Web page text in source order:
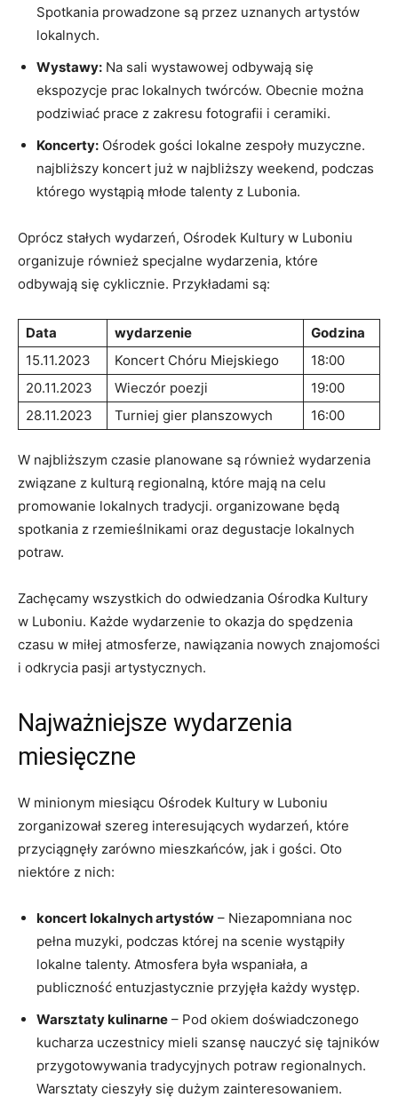
Spotkania prowadzone są przez uznanych artystów
lokalnych.
Wystawy: Na sali wystawowej odbywają się
ekspozycje prac lokalnych twórców. Obecnie można
podziwiać prace z zakresu fotografii i ceramiki.
Koncerty: Ośrodek gości lokalne zespoły muzyczne.
najbliższy koncert już w najbliższy weekend, podczas
którego wystąpią młode talenty z Lubonia.
Oprócz stałych wydarzeń, Ośrodek Kultury w Luboniu
organizuje również specjalne wydarzenia, które
odbywają się cyklicznie. Przykładami są:
Data wydarzenie
Godzina
15.11.2023
Koncert Chóru Miejskiego
18:00
20.11.2023
Wieczór poezji
19:00
28.11.2023
Turniej gier planszowych 16:00
W najbliższym czasie planowane są również wydarzenia
związane z kulturą regionalną, które mają na celu
promowanie lokalnych tradycji. organizowane będą
spotkania z rzemieślnikami oraz degustacje lokalnych
potraw.
Zachęcamy wszystkich do odwiedzania Ośrodka Kultury
w Luboniu. Każde wydarzenie to okazja do spędzenia
czasu w miłej atmosferze, nawiązania nowych znajomości
i odkrycia pasji artystycznych.
Najważniejsze wydarzenia
miesięczne
W minionym miesiącu Ośrodek Kultury w Luboniu
zorganizował szereg interesujących wydarzeń, które
przyciągnęły zarówno mieszkańców, jak i gości. Oto
niektóre z nich:
koncert lokalnych artystów – Niezapomniana noc
pełna muzyki, podczas której na scenie wystąpiły
lokalne talenty. Atmosfera była wspaniała, a
publiczność entuzjastycznie przyjęła każdy występ.
Warsztaty kulinarne – Pod okiem doświadczonego
kucharza uczestnicy mieli szansę nauczyć się tajników
przygotowywania tradycyjnych potraw regionalnych.
Warsztaty cieszyły się dużym zainteresowaniem.